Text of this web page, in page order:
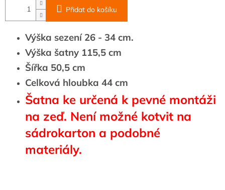
Přidat do košíku
Výška sezení 26 - 34 cm.
Výška šatny 115,5 cm
Šířka 50,5 cm
Celková hloubka 44 cm
Šatna ke určená k pevné montáži
na zeď. Není možné kotvit na
sádrokarton a podobné
materiály.